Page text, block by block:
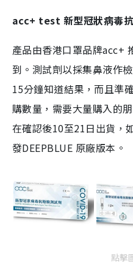
acc+ test 新型冠狀病毒
產品由香港口罩品牌acc+
到。測試劑以採集鼻液作
15分鐘知道結果，而且準
購數量，需要大量購入的
在確認後10至21日出貨，
發DEEPBLUE 原廠版本。
點擊